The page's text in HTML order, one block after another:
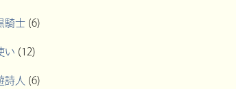
騎士 (6)
い (12)
詩人 (6)